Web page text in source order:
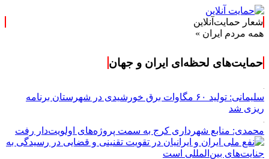
شعار حمایت‌آنلاین
ایران »
حمایت‌های لحظه‌ای ایران و جهان
سلیمانی: تولید ۶۰ مگاوات برق خورشیدی در شهرستان برنامه
ریزی شد
محمدی: منابع شهرداری کرج به سمت پروژه‌های اولویت‌دار رفت